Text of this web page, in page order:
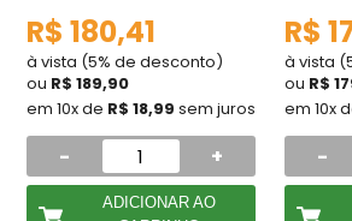
R$ 180,41
à vista (5% de desconto)
ou R$ 189,90
em 10x de R$ 18,99 sem juros
- +
ADICIONAR AO
R$
à vista
ou R$
em 10x
-